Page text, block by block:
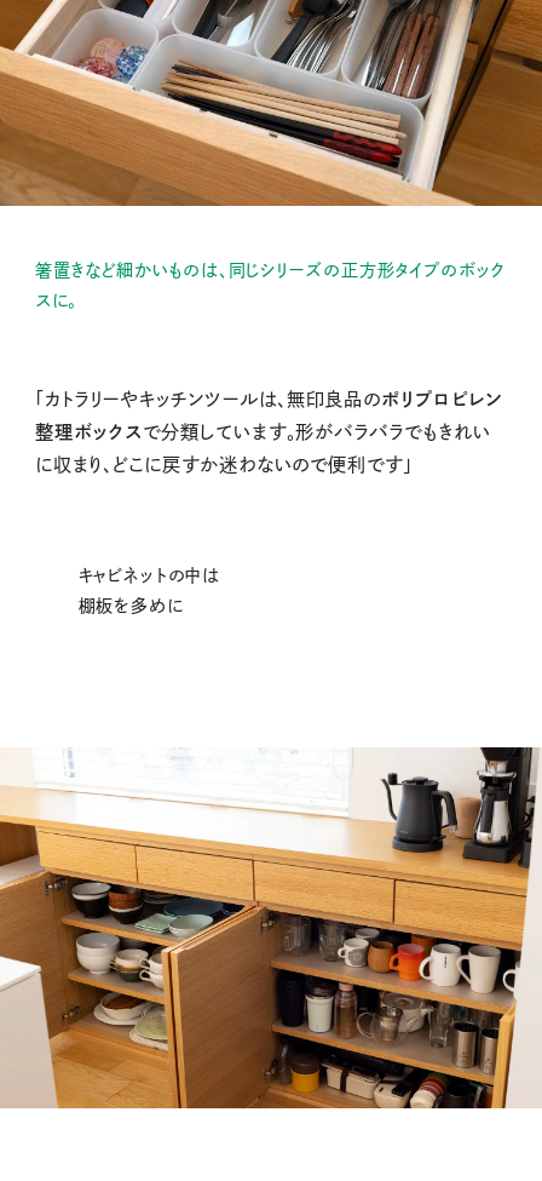
箸置きなど細かいものは、同じシリーズの正方形タイプのボック
スに。
「カトラリーやキッチンツールは、無印良品のポリプロピレン
整理ボックス で分類しています。形がバラバラでもきれい
に収まり、どこに戻すか迷わないので便利です」
キャビネットの中は
棚板を多めに